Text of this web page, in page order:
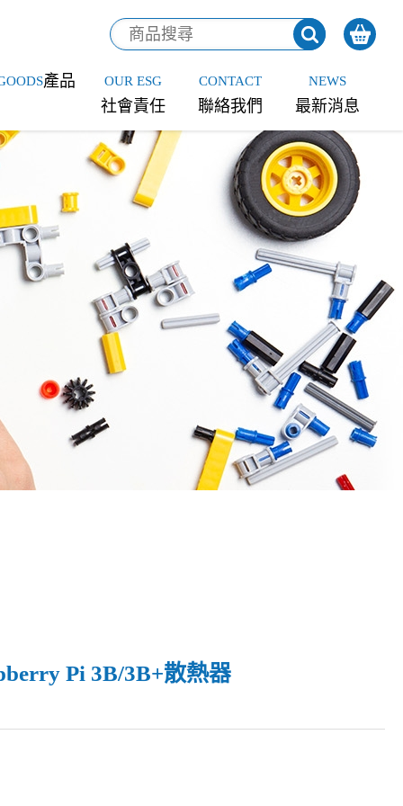
產品 OUR ESG
社會責任
CONTACT
聯絡我們
NEWS
最新消息
Pi 3B/3B+散熱器